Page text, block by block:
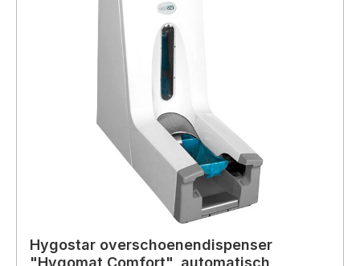
Hygostar overschoenendispenser
"Hygomat Comfort", automatisch